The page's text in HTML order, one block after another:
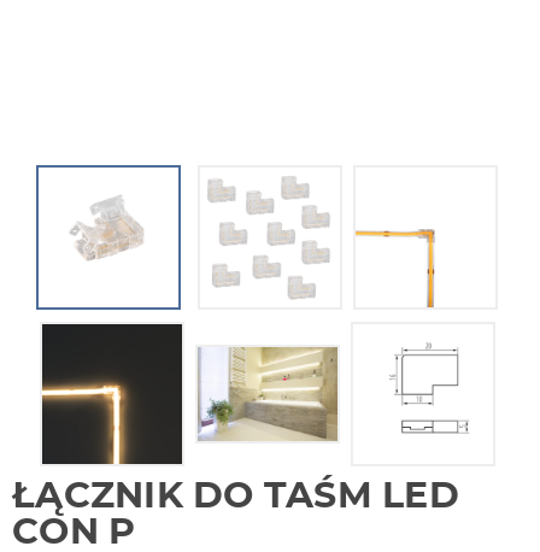
ŁĄCZNIK DO TAŚM LED
CON P